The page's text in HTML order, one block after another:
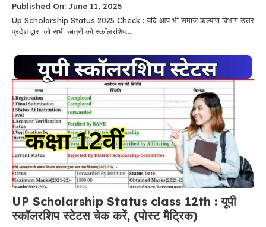
Published On: June 11, 2025
Up Scholarship Status 2025 Check : यदि आप भी समाज कल्याण विभाग उत्तर
प्रदेश द्वारा जो सभी छात्रों को स्कॉलरशिप....
UP Scholarship Status class 12th :​ यूपी
स्कॉलरशिप स्टेटस चेक करें, (पोस्ट मैट्रिक)